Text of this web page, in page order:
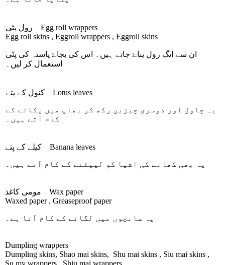
Egg roll wrappers
Egg roll skins , Eggroll wrappers , Eggroll skins
ان سے ایگ رول بناۓ جاتے ہیں۔ اس کی بجاۓ پاستہ کی پٹی
استعمال کر لیں۔
Lotus leaves
یہ چاول اور دوسری چیزیں رکھ کر بھاپ میں پکانے کے
کام آتے ہیں۔
Banana leaves
یہ بھی کھانے کی اشیا کو لپیٹنے کے کام آتے ہیں۔
Wax paper
Waxed paper , Greaseproof paper
یہ سانچوں میں لگانے کے کام آتا ہے۔
Dumpling wrappers
Dumpling skins, Shao mai skins, Shu mai skins , Siu mai skins ,